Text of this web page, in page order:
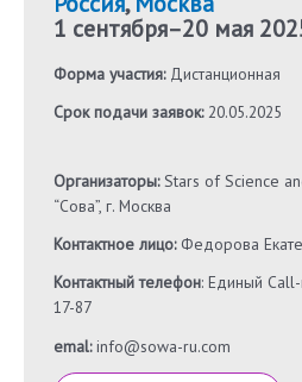
1 сентября–20 мая
Форма участия:Дистанционная
Срок подачи заявок:20.05.2025
Организаторы:Stars of Science
“Сова”, г. Москва
Контактное лицо:Федорова
Контактный телефон: Единый Call-
17-87
emal:info@sowa-ru.com